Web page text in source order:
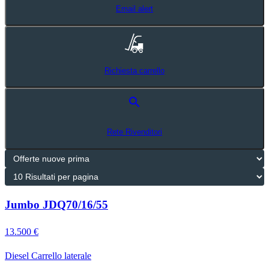
Email alert
Richiesta carrello
search
Rete Rivenditori
Jumbo JDQ70/16/55
13.500 €
Diesel Carrello laterale